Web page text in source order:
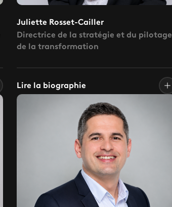
Juliette Rosset-Cailler
Directrice de la stratégie et du pilotage
de la transformation
Lire la biographie